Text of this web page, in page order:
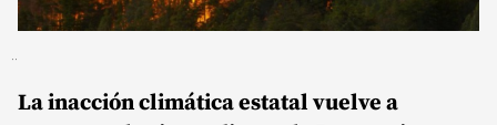
La inacción climática estatal vuelve a